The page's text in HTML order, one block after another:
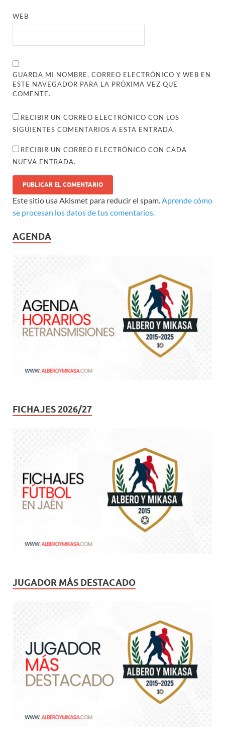
WEB
GUARDA MI NOMBRE, CORREO ELECTRÓNICO Y WEB EN
ESTE NAVEGADOR PARA LA PRÓXIMA VEZ QUE
COMENTE.
RECIBIR UN CORREO ELECTRÓNICO CON LOS
SIGUIENTES COMENTARIOS A ESTA ENTRADA.
RECIBIR UN CORREO ELECTRÓNICO CON CADA
NUEVA ENTRADA.
Este sitio usa Akismet para reducir el spam. Aprende cómo
se procesan los datos de tus comentarios.
AGENDA
FICHAJES 2026/27
JUGADOR MÁS DESTACADO